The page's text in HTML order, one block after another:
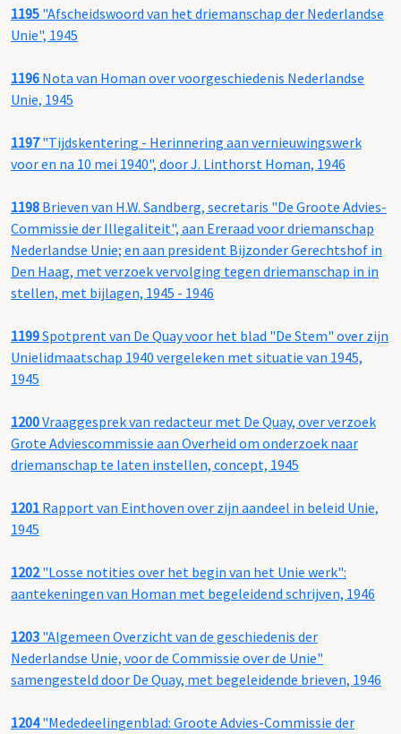
1195 "Afscheidswoord van het driemanschap der Nederlandse
Unie", 1945
1196 Nota van Homan over voorgeschiedenis Nederlandse
Unie, 1945
1197"Tijdskentering - Herinnering aan vernieuwingswerk
voor en na 10 mei 1940", door J. Linthorst Homan, 1946
1198 Brieven van H.W. Sandberg, secretaris "De Groote Advies-
Commissie der Illegaliteit", aan Ereraad voor driemanschap
Nederlandse Unie; en aan president Bijzonder Gerechtshof in
Den Haag, met verzoek vervolging tegen driemanschap in in
stellen, met bijlagen, 1945 - 1946
1199Spotprent van De Quay voor het blad "De Stem" over zijn
Unielidmaatschap 1940 vergeleken met situatie van 1945,
1945
1200Vraaggesprek van redacteur met De Quay, over verzoek
Grote Adviescommissie aan Overheid om onderzoek naar
driemanschap te laten instellen, concept, 1945
1201 Rapport van Einthoven over zijn aandeel in beleid Unie,
1945
1202"Losse notities over het begin van het Unie werk":
aantekeningen van Homan met begeleidend schrijven, 1946
1203 "Algemeen Overzicht van de geschiedenis der
Nederlandse Unie, voor de Commissie over de Unie"
samengesteld door De Quay, met begeleidende brieven, 1946
1204"Mededeelingenblad: Groote Advies-Commissie der